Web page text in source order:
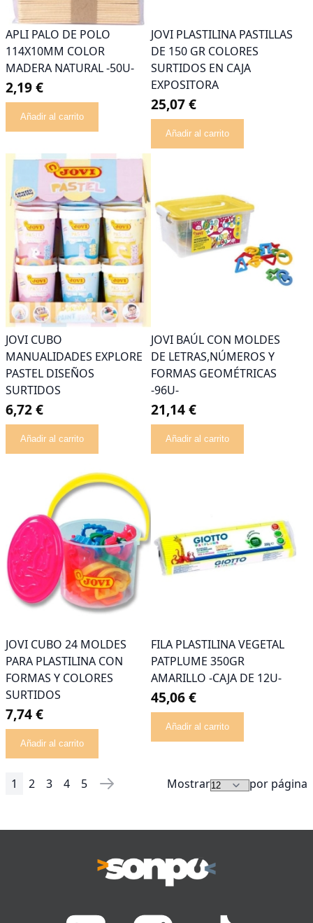
APLI PALO DE POLO
114X10MM COLOR
MADERA NATURAL -50U-
2,19 €
Añadir al carrito
JOVI PLASTILINA PASTILLAS
DE 150 GR COLORES
SURTIDOS EN CAJA
EXPOSITORA
25,07 €
Añadir al carrito
JOVI CUBO
MANUALIDADES EXPLORE
PASTEL DISEÑOS
SURTIDOS
6,72 €
Añadir al carrito
JOVI BAÚL CON MOLDES
DE LETRAS,NÚMEROS Y
FORMAS GEOMÉTRICAS
-96U-
21,14 €
Añadir al carrito
JOVI CUBO 24 MOLDES
PARA PLASTILINA CON
FORMAS Y COLORES
SURTIDOS
7,74 €
Añadir al carrito
FILA PLASTILINA VEGETAL
PATPLUME 350GR
AMARILLO -CAJA DE 12U-
45,06 €
Añadir al carrito
Página
Actualmente estás leyendo página
1 Página
2 Página
3 Página
4 Página
5 Página
Siguiente Mostrar por página